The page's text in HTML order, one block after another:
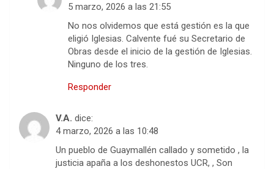
5 marzo, 2026 a las 21:55
No nos olvidemos que está gestión es la que
eligió Iglesias. Calvente fué su Secretario de
Obras desde el inicio de la gestión de Iglesias.
Ninguno de los tres.
Responder
V.A. dice:
4 marzo, 2026 a las 10:48
Un pueblo de Guaymallén callado y sometido , la
justicia apaña a los deshonestos UCR, , Son